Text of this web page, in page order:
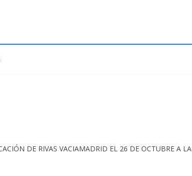
DE RIVAS VACIAMADRID EL 26 DE OCTUBRE A LA